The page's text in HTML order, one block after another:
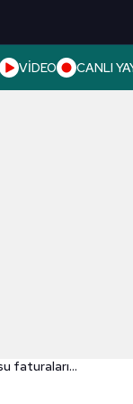
VİDEO CANLI
Başkan Recep Tayyip Erdoğan açıkladı! Elektrik, doğalgaz ve su faturaları ertelenecek mi?